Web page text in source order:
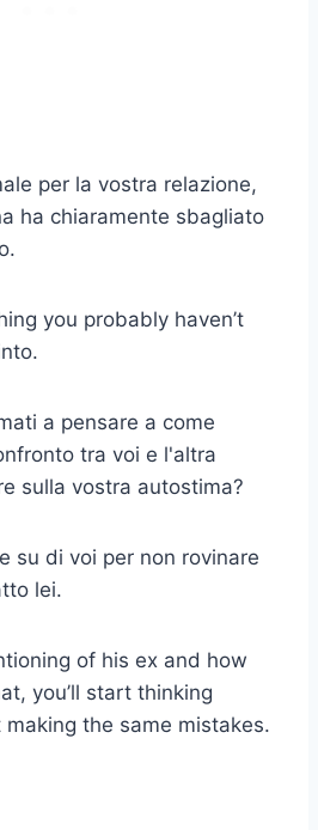
per la vostra relazione,
ha chiaramente sbagliato
you probably haven’t
a pensare a come
tra voi e l'altra
sulla vostra autostima?
su di voi per non rovinare
lei.
of his ex and how
you’ll start thinking
the same mistakes.